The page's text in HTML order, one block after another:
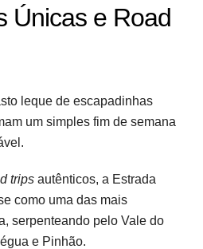
Únicas e Road
leque de escapadinhas
um simples fim de semana
trips autênticos, a Estrada
como uma das mais
serpenteando pelo Vale do
e Pinhão.